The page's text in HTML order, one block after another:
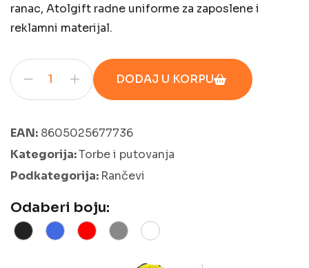
ranac, Atolgift radne uniforme za zaposlene i
reklamni materijal.
DODAJ U KORPU
EAN: 8605025677736
Kategorija:Torbe i putovanja
Podkategorija: Rančevi
Odaberi boju: